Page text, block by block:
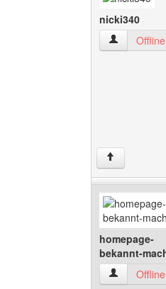
nicki340
nicki340Offline
↑
homepage-
bekannt-
homepage-
Offline